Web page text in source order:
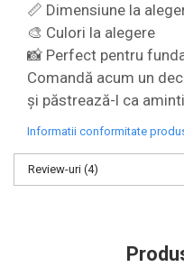
📏 Dimensiune la
🎨 Culori la alegere
📸 Perfect pentru
Comandă acum un
și păstrează-l ca
Informatii conformitate
Review-uri (4)